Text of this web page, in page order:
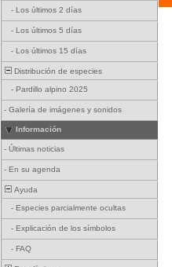
- Los últimos 2 días
- Los últimos 5 días
- Los últimos 15 días
Distribución de especies
- Pardillo alpino 2025
- Galería de imágenes y sonidos
Información
- Últimas noticias
- En su agenda
Ayuda
- Especies parcialmente ocultas
- Explicación de los símbolos
- FAQ